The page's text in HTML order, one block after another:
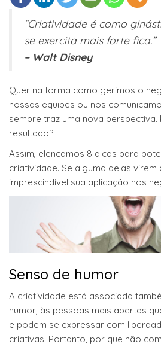
“Criatividade é como
se exercita mais forte fica.”
– Walt Disney
Quer na forma como gerimos o
nossas equipes ou nos
sempre traz uma nova
resultado?
Assim, elencamos 8 dicas para
criatividade. Se alguma delas virem
imprescindível sua aplicação nos
Senso de humor
A criatividade está associada
humor, às pessoas mais abertas
e podem se expressar com
criativas. Portanto, por que não